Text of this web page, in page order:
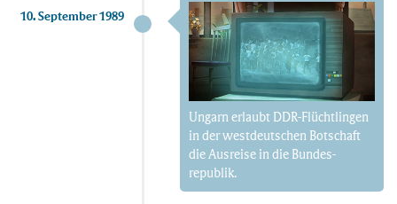
Ungarn erlaubt DDR-Flüchtlingen
in der westdeutschen Botschaft
die Ausreise in die Bundes­
republik.
10. September 1989